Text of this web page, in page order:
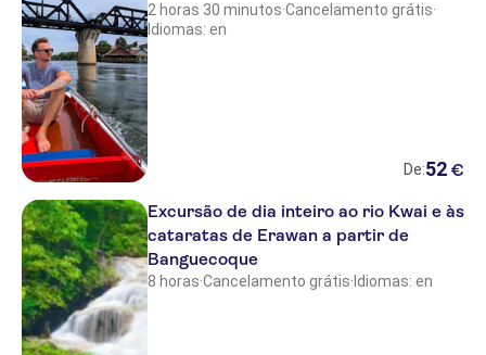
2 horas 30 minutos·Cancelamento grátis·
Idiomas: en
De:52 €
Excursão de dia inteiro ao rio Kwai e às
cataratas de Erawan a partir de
Banguecoque
8 horas·Cancelamento grátis· Idiomas: en